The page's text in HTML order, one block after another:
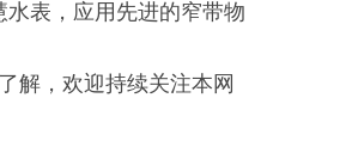
表，应用先进的窄带物
解，欢迎持续关注本网